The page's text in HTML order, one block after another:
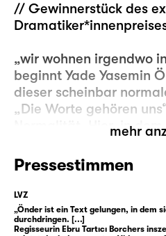
// Gewinnerstück des
„wir wohnen irgendwo
beginnt Yade Yasemin
dieser scheinbar
„Die Worte gehören
Normalität. Hier, in
Familie von Lale und
scheint im familiären
stimmen: Mama liegt
Couch, seit Papa ihr
hat. Lilo muss damit
einen
mehr
Pressestimmen
LVZ
„Önder ist ein Text gelungen, in dem
durchdringen. [...]
Regisseurin Ebru Tartıcı Borchers